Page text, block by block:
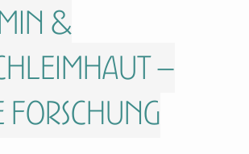
&
–
Forschung